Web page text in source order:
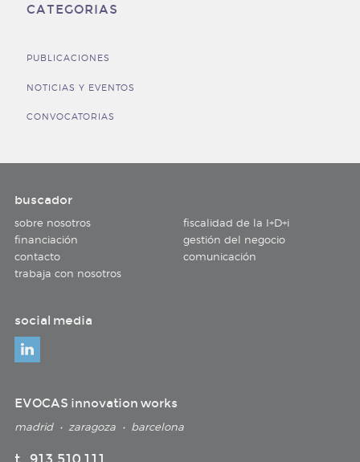
CATEGORIAS
PUBLICACIONES
NOTICIAS Y EVENTOS
CONVOCATORIAS
buscador
sobre nosotros
fiscalidad de la I+D+i
financiación
gestión del negocio
contacto
comunicación
trabaja con nosotros
social media
EVOCAS innovation works
madrid • zaragoza • barcelona